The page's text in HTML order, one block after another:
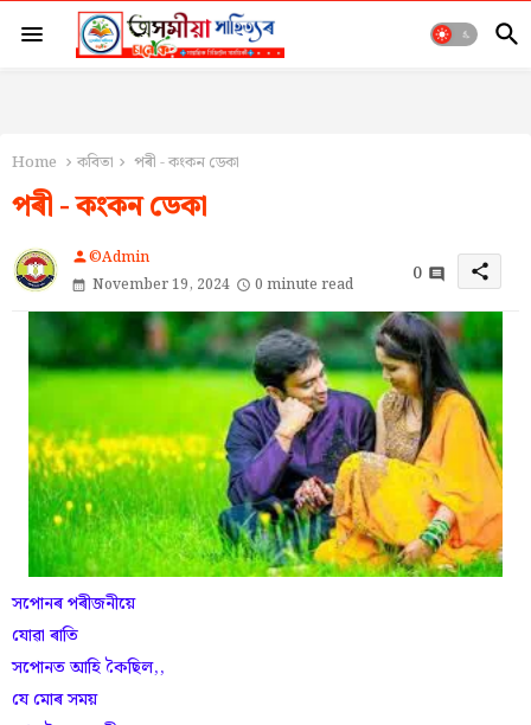
Home কবিতা পৰী - কংকন ডেকা
পৰী - কংকন ডেকা
person©Admin
November 19, 2024
0 minute read 0 share
সপোনৰ পৰীজনীয়ে
যোৱা ৰাতি
সপোনত আহি কৈছিল,,
যে মোৰ সময়